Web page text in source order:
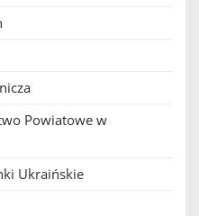
Powiatowe w
Ukraińskie